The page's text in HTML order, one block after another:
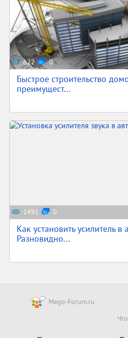
622 0
Быстрое строительство
преимущест...
1491 0
Как установить усилитель в
Разновидно...
Mego-Forum.ru